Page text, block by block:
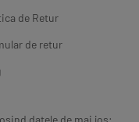
de Retur
de retur
datele de mai jos: